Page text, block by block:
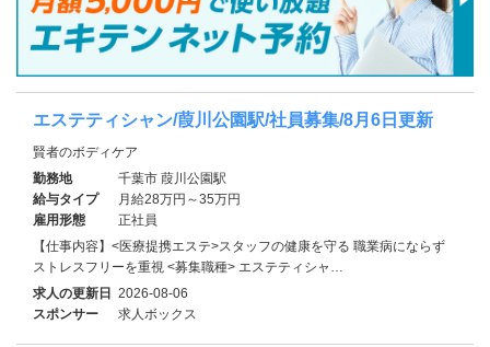
エステティシャン/葭川公園駅/社員募集/8月6日更新
賢者のボディケア
勤務地
千葉市 葭川公園駅
給与タイプ
月給28万円～35万円
雇用形態
正社員
【仕事内容】<医療提携エステ>スタッフの健康を守る 職業病にならず
ストレスフリーを重視 <募集職種> エステティシャ…
求人の更新日 2026-08-06
スポンサー
求人ボックス